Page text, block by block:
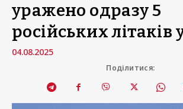
уражено одразу 5
російських
04.08.2025
Поділитися: